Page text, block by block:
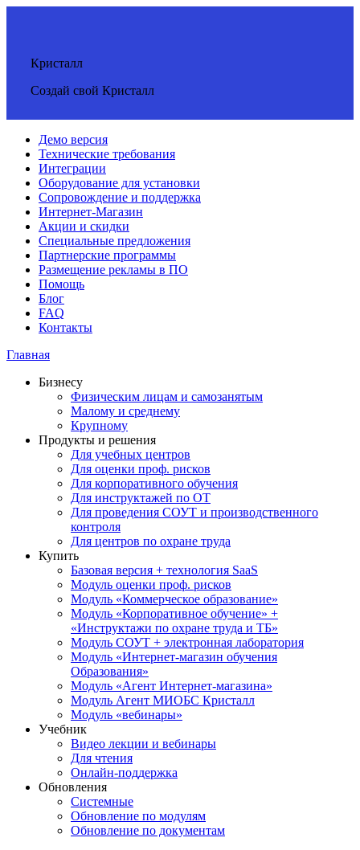
Кристалл
Создай свой Кристалл
Демо версия
Технические требования
Интеграции
Оборудование для установки
Сопровождение и поддержка
Интернет-Магазин
Акции и скидки
Специальные предложения
Партнерские программы
Размещение рекламы в ПО
Помощь
Блог
FAQ
Контакты
Главная
Бизнесу
Физическим лицам и самозанятым
Малому и среднему
Крупному
Продукты и решения
Для учебных центров
Для оценки проф. рисков
Для корпоративного обучения
Для инструктажей по ОТ
Для проведения СОУТ и производственного
контроля
Для центров по охране труда
Купить
Базовая версия + технология SaaS
Модуль оценки проф. рисков
Модуль «Коммерческое образование»
Модуль «Корпоративное обучение» +
«Инструктажи по охране труда и ТБ»
Модуль СОУТ + электронная лаборатория
Модуль «Интернет-магазин обучения
Образования»
Модуль «Агент Интернет-магазина»
Модуль Агент МИОБС Кристалл
Модуль «вебинары»
Учебник
Видео лекции и вебинары
Для чтения
Онлайн-поддержка
Обновления
Системные
Обновление по модулям
Обновление по документам